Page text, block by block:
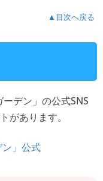
▲目次へ戻る
デン」の公式SNS
があります。
ン」公式